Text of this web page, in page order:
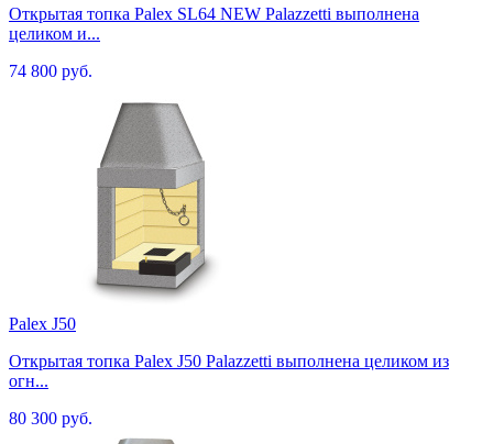
Открытая топка Palex SL64 NEW Palazzetti выполнена
целиком и...
74 800 руб.
Palex J50
Открытая топка Palex J50 Palazzetti выполнена целиком из
огн...
80 300 руб.